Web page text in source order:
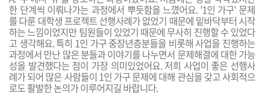
한 단계씩 이뤄나가는 과정에서 뿌듯함을 느꼈어요. '1인 가구' 문제
를 다룬 대학생 프로젝트 선행사례가 없었기 때문에 밑바닥부터 시작
하는 느낌이었지만 팀원들이 있었기 때문에 무사히 진행할 수 있었다
고 생각해요. 특히 1인 가구 중장년층분들을 비롯해 사업을 진행하는
과정에서 만난 많은 분들과 이야기를 나누면서 문제해결에 대한 가능
성을 발견했다는 점이 가장 의미있었어요. 저희 사업이 좋은 선행사
례가 되어 많은 사람들이 1인 가구 문제에 대해 관심을 갖고사회적으
로도 활발한 논의가 이루어지길 바랍니다.